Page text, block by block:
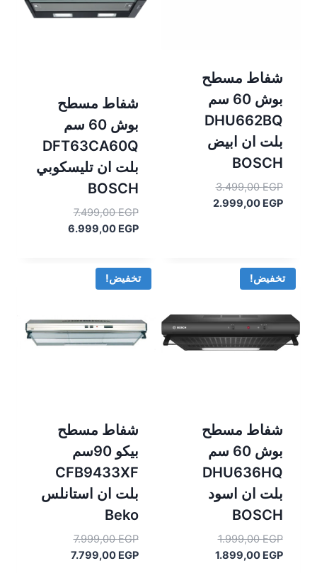
شفاط مسطح
بوش 60 سم
DHU662BQ
بلت ان ابيض
BOSCH
3.499,00EGP
السعر
الأصلي2.999,00 EGP
السعر
شفاط مسطح
بوش 60 سم
DFT63CA60Q
بلت ان تليسكوبي
BOSCH
7.499,00EGP
السعر
الأصلي6.999,00 EGP
السعر
تخفيض!
شفاط مسطح
بوش 60 سم
DHU636HQ
بلت ان اسود
BOSCH
1.999,00EGP
السعر
الأصلي1.899,00 EGP
السعر
تخفيض!
شفاط مسطح
بيكو 90سم
CFB9433XF
بلت ان استانلس
Beko
7.999,00EGP
السعر
الأصلي7.799,00 EGP
السعر